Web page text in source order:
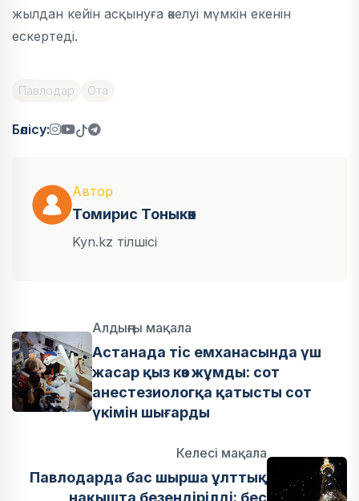
жылдан кейін асқынуға әкелуі мүмкін екенін
ескертеді.
Павлодар Ота
Бөлісу:
Автор
Томирис Тоныкөк
Kyn.kz тілшісі
Алдыңғы мақала
Астанада тіс емханасында үш
жасар қыз көз жұмды: сот
анестезиологқа қатысты сот
үкімін шығарды
Келесі мақала
Павлодарда бас шырша ұлттық
нақышта безендірілді: бес